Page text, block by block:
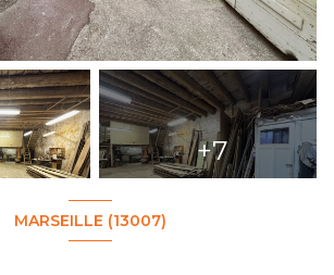
+7
MARSEILLE (13007)